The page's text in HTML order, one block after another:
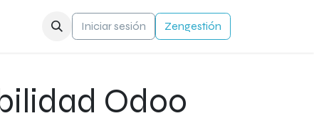
Contacto Iniciar sesión Zengestión
Odoo